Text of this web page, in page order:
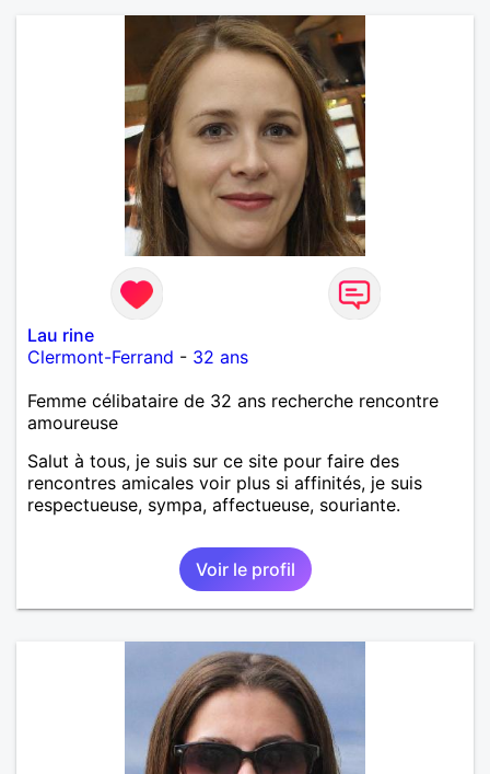
récentes. Géraldine.
Lau rine
Clermont-Ferrand - 32 ans
Femme célibataire de 32 ans recherche rencontre
amoureuse
Salut à tous, je suis sur ce site pour faire des
rencontres amicales voir plus si affinités, je suis
respectueuse, sympa, affectueuse, souriante.
Voir le profil